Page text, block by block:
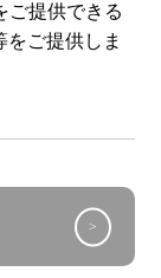
ご提供できる
ご提供しま